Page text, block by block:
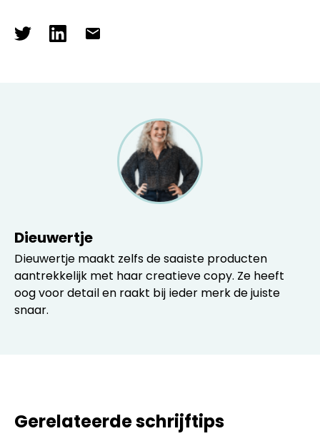
Dieuwertje
Dieuwertje maakt zelfs de saaiste producten
aantrekkelijk met haar creatieve copy. Ze heeft
oog voor detail en raakt bij ieder merk de juiste
snaar.
Gerelateerde schrijftips